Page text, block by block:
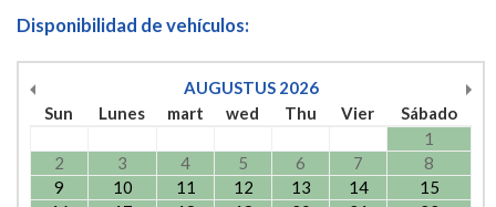
Disponibilidad de vehículos:
AUGUSTUS 2026
Sun
Lunes mart wed Thu Vier
Sábado
1
2
3 4 5 6 7
8
9
10 11 12 13 14
15